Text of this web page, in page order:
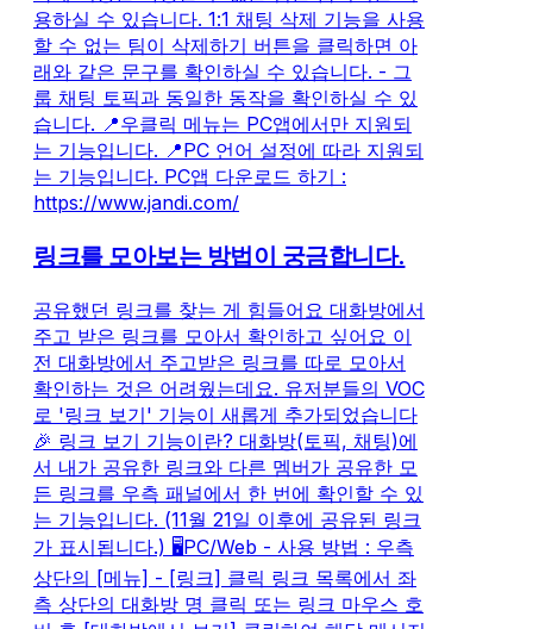
용하실 수 있습니다. 1:1 채팅 삭제 기능을 사용
할 수 없는 팀이 삭제하기 버튼을 클릭하면 아
래와 같은 문구를 확인하실 수 있습니다. - 그
룹 채팅 토픽과 동일한 동작을 확인하실 수 있
습니다. 📍우클릭 메뉴는 PC앱에서만 지원되
는 기능입니다. 📍PC 언어 설정에 따라 지원되
는 기능입니다. PC앱 다운로드 하기 :
https://www.jandi.com/
링크를 모아보는 방법이 궁금합니다.
공유했던 링크를 찾는 게 힘들어요 대화방에서
주고 받은 링크를 모아서 확인하고 싶어요 이
전 대화방에서 주고받은 링크를 따로 모아서
확인하는 것은 어려웠는데요. 유저분들의 VOC
로 '링크 보기' 기능이 새롭게 추가되었습니다
🎉 링크 보기 기능이란? 대화방(토픽, 채팅)에
서 내가 공유한 링크와 다른 멤버가 공유한 모
든 링크를 우측 패널에서 한 번에 확인할 수 있
는 기능입니다. (11월 21일 이후에 공유된 링크
가 표시됩니다.) 🖥️PC/Web - 사용 방법 : 우측
상단의 [메뉴] - [링크] 클릭 링크 목록에서 좌
측 상단의 대화방 명 클릭 또는 링크 마우스 호